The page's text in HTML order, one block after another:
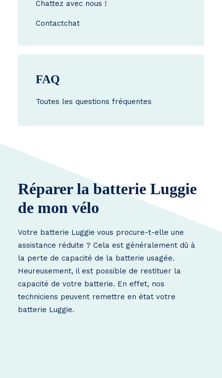
Chattez avec nous !
Contactchat
FAQ
Toutes les questions fréquentes
Réparer la batterie Luggie
de mon vélo
Votre batterie Luggie vous procure-t-elle une
assistance réduite ? Cela est généralement dû à
la perte de capacité de la batterie usagée.
Heureusement, il est possible de restituer la
capacité de votre batterie. En effet, nos
techniciens peuvent remettre en état votre
batterie Luggie.